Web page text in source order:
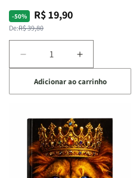
-50%
Preço
normal
De:R$ 39,80
Preço
promocional
R$ 19,90
Diminuir
a
quantidade
de
com
Mulheres
da
Bíblia
Aumentar
a
quantidade
de
com
as
Mulheres
da
Bíblia
Adicionar ao carrinho